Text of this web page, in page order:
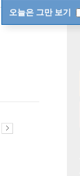
오늘은 그만 보기